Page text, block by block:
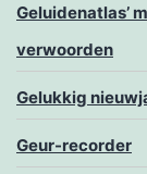
Geluidenatlas’
verwoorden
Gelukkig
Geur-recorder